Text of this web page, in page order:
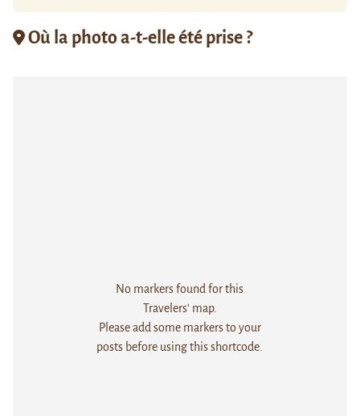
Où la photo a-t-elle été prise ?
No markers found for this
Travelers' map.
Please add some markers to your
posts before using this shortcode.